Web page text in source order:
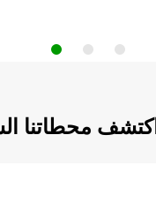
اكتشف محطاتنا